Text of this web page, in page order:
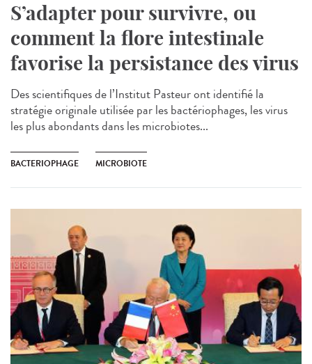
S’adapter pour survivre, ou
comment la flore intestinale
favorise la persistance des virus
Des scientifiques de l’Institut Pasteur ont identifié la
stratégie originale utilisée par les bactériophages, les virus
les plus abondants dans les microbiotes...
BACTERIOPHAGE MICROBIOTE